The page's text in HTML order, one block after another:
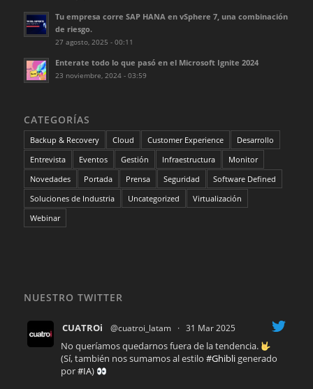
Tu empresa corre SAP HANA en vSphere 7, una combinación
de riesgo.
27 agosto, 2025 - 00:11
Enterate todo lo que pasó en el Microsoft Ignite 2024
23 noviembre, 2024 - 03:59
CATEGORÍAS
Backup & Recovery Cloud Customer Experience
Desarrollo
Entrevista
Eventos Gestión Infraestructura
Monitor
Novedades
Portada Prensa Seguridad
Software Defined
Soluciones de Industria
Uncategorized
Virtualización
Webinar
NUESTRO TWITTER
CUATROi @cuatroi_latam · 31 Mar 2025
No queríamos quedarnos fuera de la tendencia.
(Sí, también nos sumamos al estilo #Ghibligenerado
por#IA)